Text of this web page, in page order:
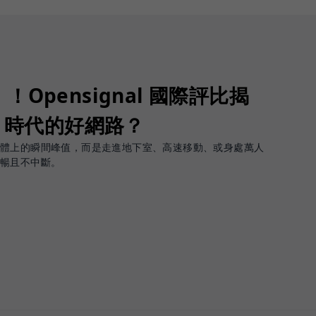
！Opensignal 國際評比揭
代的好網路？
上的瞬間峰值，而是走進地下室、高速移動、或身處萬人
且不中斷。